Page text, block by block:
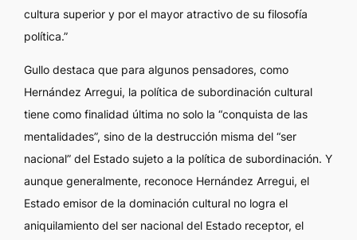
cultura superior y por el mayor atractivo de su filosofía
política.”
Gullo destaca que para algunos pensadores, como
Hernández Arregui, la política de subordinación cultural
tiene como finalidad última no solo la “conquista de las
mentalidades”, sino de la destrucción misma del “ser
nacional” del Estado sujeto a la política de subordinación. Y
aunque generalmente, reconoce Hernández Arregui, el
Estado emisor de la dominación cultural no logra el
aniquilamiento del ser nacional del Estado receptor, el